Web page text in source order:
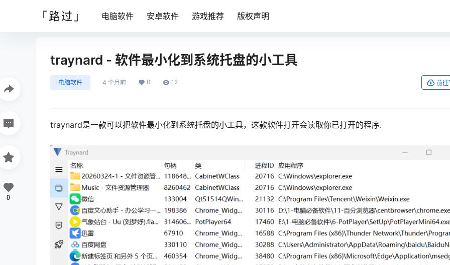
「路过」 电脑软件 安卓软件 游戏推荐 版权声明
traynard - 软件最小化到系统托盘的小工具
电脑软件 4 个月前 0 12 前往
traynard是一款可以把软件最小化到系统托盘的小工具，这款软件打开会读取你已打开的程序.
0